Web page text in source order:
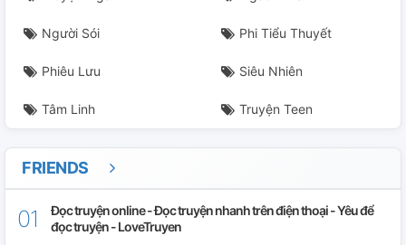
²⁸
²⁹
³⁰
Người Sói Phi Tiểu Thuyết
Phiêu Lưu Siêu Nhiên
Tâm Linh Truyện Teen
FRIENDS
Đọc truyện online - Đọc truyện nhanh trên điện thoại - Yêu để
đọc truyện - LoveTruyen